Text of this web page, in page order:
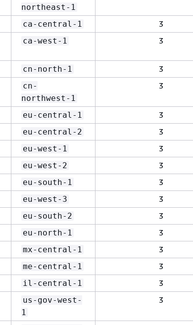
northeast-1
ca-central-1
3
ca-west-1 3
cn-north-1
3
cn-
northwest-1
3
eu-central-1
3
eu-central-2
3
eu-west-1
3
eu-west-2
3
eu-south-1
3
eu-west-3
3
eu-south-2
3
eu-north-1
3
mx-central-1
3
me-central-1
3
il-central-1
3
us-gov-west-
1
3